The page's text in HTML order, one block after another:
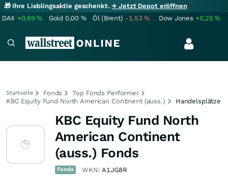
🎁 Ihre Lieblingsaktie geschenkt.→ Jetzt Depot eröffnen
DAX +0,69% Gold 0,00 % Öl (Brent) -1,53% Dow Jones +0,25%
Startseite Fonds
Top Fonds Performer
KBC Equity Fund North American Continent (auss.)
Handelsplätze
KBC Equity Fund North
American Continent
(auss.) Fonds
Fonds WKN:A1JG8R